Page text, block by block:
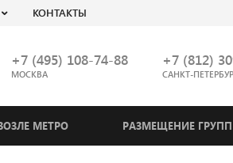
КОНТАКТЫ
+7 (495) 108-74-88
МОСКВА
+7 (812)
САНКТ-
МЕТРО РАЗМЕЩЕНИЕ ГРУПП